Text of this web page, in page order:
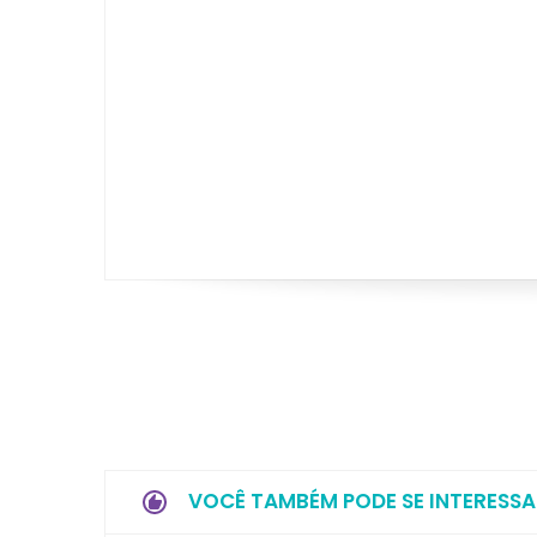
VOCÊ TAMBÉM PODE SE